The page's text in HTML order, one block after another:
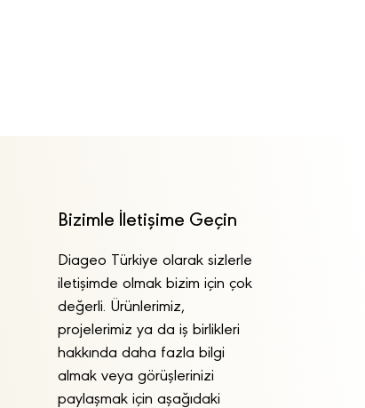
Bizimle İletişime Geçin
Diageo Türkiye olarak sizlerle
iletişimde olmak bizim için çok
değerli. Ürünlerimiz,
projelerimiz ya da iş birlikleri
hakkında daha fazla bilgi
almak veya görüşlerinizi
paylaşmak için aşağıdaki